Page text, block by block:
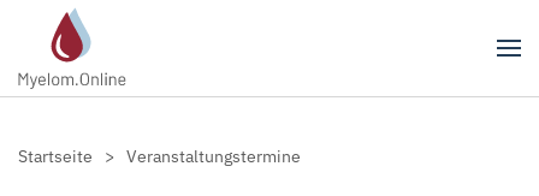
Zum Hauptinhalt springen
Startseite Veranstaltungstermine